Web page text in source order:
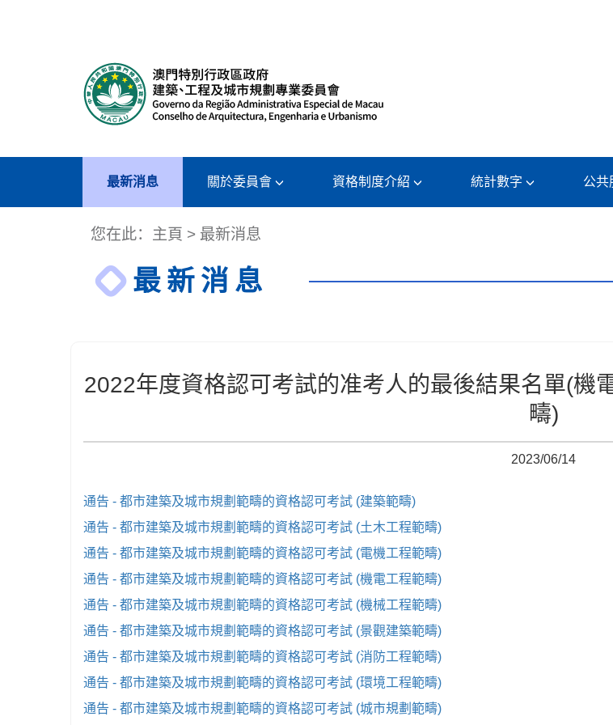
最新消息 關於委員會 資格制度介紹 統計數字 公共
您在此： 主頁 > 最新消息
最新消息
2022年度資格認可考試的准考人的最後結果名單(機
疇)
2023/06/14
通告 - 都市建築及城市規劃範疇的資格認可考試 (建築範疇)
通告 - 都市建築及城市規劃範疇的資格認可考試 (土木工程範疇)
通告 - 都市建築及城市規劃範疇的資格認可考試 (電機工程範疇)
通告 - 都市建築及城市規劃範疇的資格認可考試 (機電工程範疇)
通告 - 都市建築及城市規劃範疇的資格認可考試 (機械工程範疇)
通告 - 都市建築及城市規劃範疇的資格認可考試 (景觀建築範疇)
通告 - 都市建築及城市規劃範疇的資格認可考試 (消防工程範疇)
通告 - 都市建築及城市規劃範疇的資格認可考試 (環境工程範疇)
通告 - 都市建築及城市規劃範疇的資格認可考試 (城市規劃範疇)